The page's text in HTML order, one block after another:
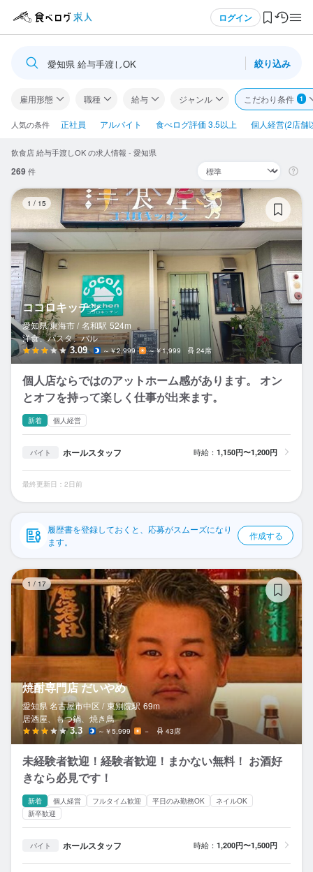
ログイン
ログイン・無料会員登録
食べログ求人TOP
求人検索
閲覧履歴
気になる求人
検索履歴・保存した条件
応募履歴
WEB履歴書
スカウト・メルマガ受信設定
ヘルプ・お問い合わせフォーム
掲載をご検討の店舗様へ
食べログ求人PRESS
企業情報
愛知県 給与手渡しOK 絞り込み
雇用形態 職種 給与 ジャンル こだわり条件 1
人気の条件 正社員 アルバイト 食べログ評価 3.5以上 個人経営(2店舗
飲食店 給与手渡しOK の求人情報 - 愛知県
269件
1 / 15
ココロキッチン
愛知県 東海市 / 名和駅 524m
洋食、パスタ、バル
3.09 ～￥2,999 ～￥1,999 24席
個人店ならではのアットホーム感があります。 オン
とオフを持って楽しく仕事が出来ます。
新着 個人経営
バイト ホールスタッフ 時給： 1,150円〜1,200円
最終更新日：2日前
履歴書を登録しておくと、応募がスムーズになり
ます。
作成する
1 / 17
焼酎専門店 だいやめ
愛知県 名古屋市中区 / 東別院駅 69m
居酒屋、もつ鍋、焼き鳥
3.3 ～￥5,999 － 43席
未経験者歓迎！経験者歓迎！まかない無料！ お酒好
きなら必見です！
新着 個人経営 フルタイム歓迎 平日のみ勤務OK
ネイルOK
新卒歓迎
バイト ホールスタッフ 時給： 1,200円〜1,500円